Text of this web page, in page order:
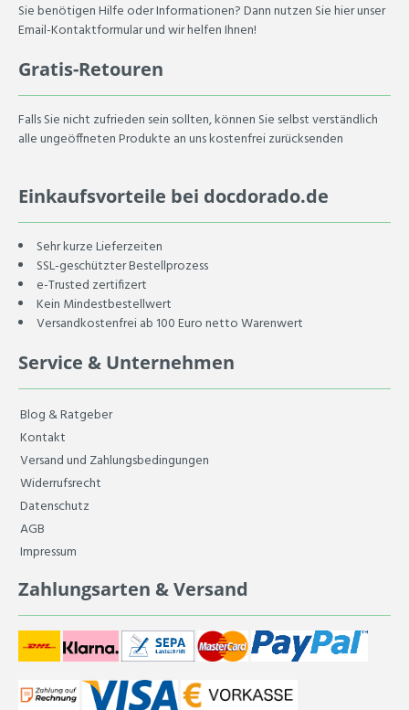
Sie benötigen Hilfe oder Informationen? Dann nutzen Sie hier unser
Email-Kontaktformular und wir helfen Ihnen!
Gratis-Retouren
Falls Sie nicht zufrieden sein sollten, können Sie selbst verständlich
alle ungeöffneten Produkte an uns kostenfrei zurücksenden
Einkaufsvorteile bei docdorado.de
Sehr kurze Lieferzeiten
SSL-geschützter Bestellprozess
e-Trusted zertifizert
Kein Mindestbestellwert
Versandkostenfrei ab 100 Euro netto Warenwert
Service & Unternehmen
Blog & Ratgeber
Kontakt
Versand und Zahlungsbedingungen
Widerrufsrecht
Datenschutz
AGB
Impressum
Zahlungsarten & Versand